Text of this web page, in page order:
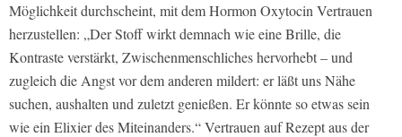
Möglichkeit durchscheint, mit dem Hormon Oxytocin Vertrauen
herzustellen: „Der Stoff wirkt demnach wie eine Brille, die
Kontraste verstärkt, Zwischenmenschliches hervorhebt – und
zugleich die Angst vor dem anderen mildert: er läßt uns Nähe
suchen, aushalten und zuletzt genießen. Er könnte so etwas sein
wie ein Elixier des Miteinanders.“ Vertrauen auf Rezept aus der